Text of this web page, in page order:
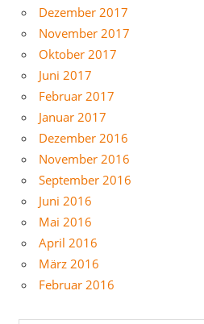
Dezember 2017
November 2017
Oktober 2017
Juni 2017
Februar 2017
Januar 2017
Dezember 2016
November 2016
September 2016
Juni 2016
Mai 2016
April 2016
März 2016
Februar 2016